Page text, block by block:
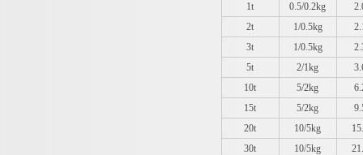
1t
0.5/0.2kg
2t
1/0.5kg
3t
1/0.5kg
5t
2/1kg
10t
5/2kg
15t
5/2kg
20t
10/5kg
30t
10/5kg